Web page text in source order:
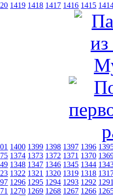
1419 1418 1417 1416 1415
1400 1399 1398 1397 1396
1374 1373 1372 1371 1370
1348 1347 1346 1345 1344
1322 1321 1320 1319 1318
1296 1295 1294 1293 1292
1270 1269 1268 1267 1266